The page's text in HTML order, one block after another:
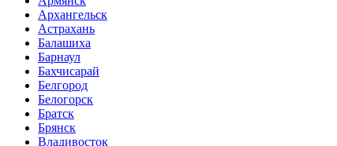
Архангельск
Астрахань
Балашиха
Барнаул
Бахчисарай
Белгород
Белогорск
Братск
Брянск
Владивосток